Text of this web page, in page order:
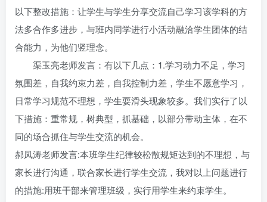
以下整改措施：让学生与学生分享交流自己学习该学科的方
法多合作多进步，与班内同学进行小活动融洽学生团体的结
合能力，为他们竖理念。
渠玉亮老师发言：有以下几点：1.学习动力不足，学习
氛围差，自我约束力差，自我控制力差，学生不愿意学习，
日常学习规范不理想，学生耍滑头现象较多。我们实行了以
下措施：重常规，树典型，抓基础，以部分带动主体，在不
同的场合抓住与学生交流的机会。
郝凤涛老师发言:本班学生纪律较松散规矩达到的不理想，与
家长进行沟通，联合家长进行学生交流，我对以上问题进行
的措施:用班干部来管理班级，实行用学生来约束学生。